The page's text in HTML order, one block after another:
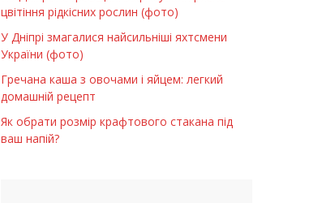
цвітіння рідкісних рослин (фото)
У Дніпрі змагалися найсильніші яхтсмени
України (фото)
Гречана каша з овочами і яйцем: легкий
домашній рецепт
Як обрати розмір крафтового стакана під
ваш напій?